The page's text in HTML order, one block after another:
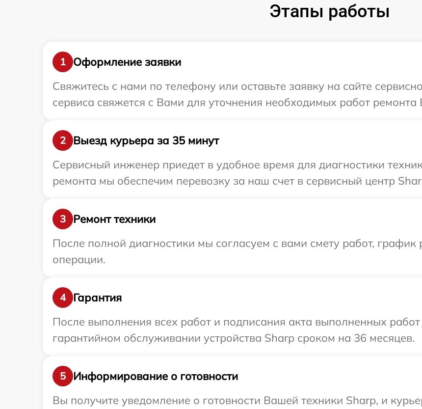
Этапы работы
1
Оформление заявки
Свяжитесь с нами по телефону или оставьте заявку на сайте
сервиса свяжется с Вами для уточнения необходимых работ ремонта
2
Выезд курьера за 35 минут
Сервисный инженер приедет в удобное время для диагностики
ремонта мы обеспечим перевозку за наш счет в сервисный центр
3
Ремонт техники
После полной диагностики мы согласуем с вами смету работ,
операции.
4
Гарантия
После выполнения всех работ и подписания акта выполненных
гарантийном обслуживании устройства Sharp сроком на 36 месяцев.
5
Информирование о готовности
Вы получите уведомление о готовности Вашей техники Sharp, и